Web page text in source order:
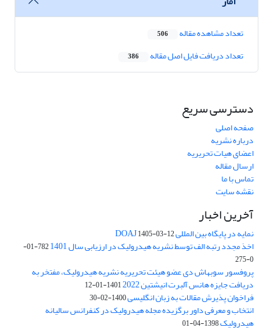
تعداد مشاهده مقاله 506
تعداد دریافت فایل اصل مقاله 386
دسترسی سریع
صفحه اصلی
درباره نشریه
اعضای هیات تحریریه
ارسال مقاله
تماس با ما
نقشه سایت
آخرین اخبار
نمایه در پایگاه بین المللی DOAJ1405-03-12
اخذ مجدد رتبه الف توسط نشریه هیدرولیک در ارزیابی سال 1401
782-01-
0-275
پروفسور سوبهاش دی عضو هیئت تحریریه نشریه هیدرولیک، مفتخر به
دریافت جایزه هانس آلبرت انیشتین 2022 1401-01-12
فراخوان پذیرش مقالات به زبان انگلیسی1400-02-30
انتخاب و معرفی داور برگزیده مجله هیدرولیک در کنفرانس سالیانه
هیدرولیک1398-04-01